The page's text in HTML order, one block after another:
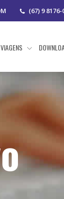
(67) 9 8176-
VIAGENS